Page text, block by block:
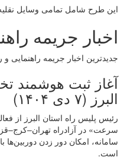
این طرح شامل تمامی وسایل
اخبار جریمه
جدیدترین اخبار جریمه راهنمایی و
آغاز ثبت هوشمند
البرز (۷ دی ۱۴۰۴)
رئیس پلیس راه استان البرز از
سرعت» در آزادراه
سامانه، امکان دور زدن دوربین‌ها
است.